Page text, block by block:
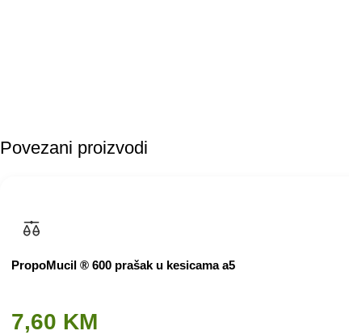
Povezani proizvodi
PropoMucil ® 600 prašak u kesicama a5
7,60 KM